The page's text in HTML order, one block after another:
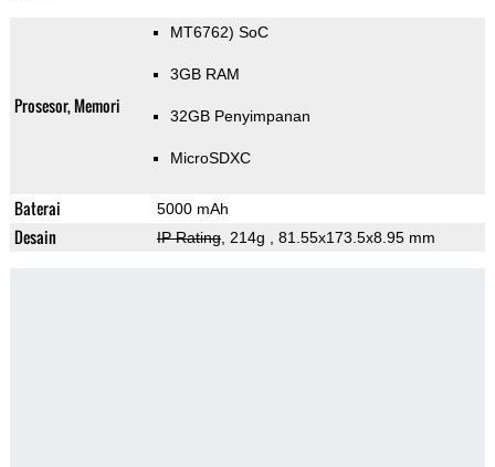
Prosesor, Memori
MT6762) SoC
3GB RAM
32GB Penyimpanan
MicroSDXC
Baterai 5000 mAh
Desain IP Rating, 214g , 81.55x173.5x8.95 mm